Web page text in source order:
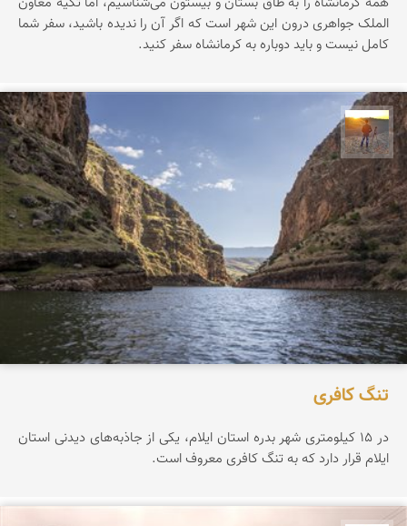
الملک جواهری درون این شهر است که اگر آن را ندیده باشید، سفر شما
کامل نیست و باید دوباره به کرمانشاه سفر کنید.
مهدی مخلصیان
تنگ کافری
در ۱۵ کیلومتری شهر بدره استان ایلام، یکی از جاذبه‌های دیدنی استان
ایلام قرار دارد که به تنگ کافری معروف است.